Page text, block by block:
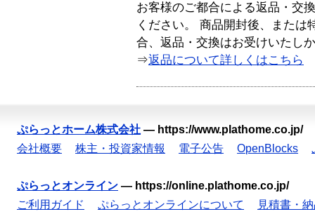
お客様のご都合による返品・交
ください。 商品開封後、または
合、返品・交換はお受けいたし
⇒返品について詳しくはこちら
ぷらっとホーム株式会社 — https://www.plathome.co.jp/
会社概要
株主・投資家情報 電子公告 OpenBlocks
ぷらっとオンライン — https://online.plathome.co.jp/
ご利用ガイド
ぷらっとオンラインについて
見積書・